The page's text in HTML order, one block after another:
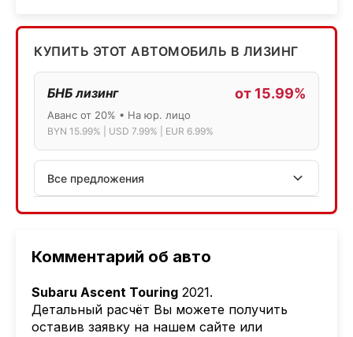
Комментарий об авто
Subaru Ascent Touring 2021.
Детальный расчёт Вы можете получить
оставив заявку на нашем сайте или
КУПИТЬ ЭТОТ АВТОМОБИЛЬ В ЛИЗИНГ
БНБ лизинг от 15.99%
Аванс от 20% • На юр. лицо
BYN 15.99% | USD 7.99% | EUR 6.99%
Все предложения
АСБ лизинг
Лизинг: BYN 17% | USD 7.99% | EUR 6.99%
Также доступен кредит "Проще простого" 18.9%